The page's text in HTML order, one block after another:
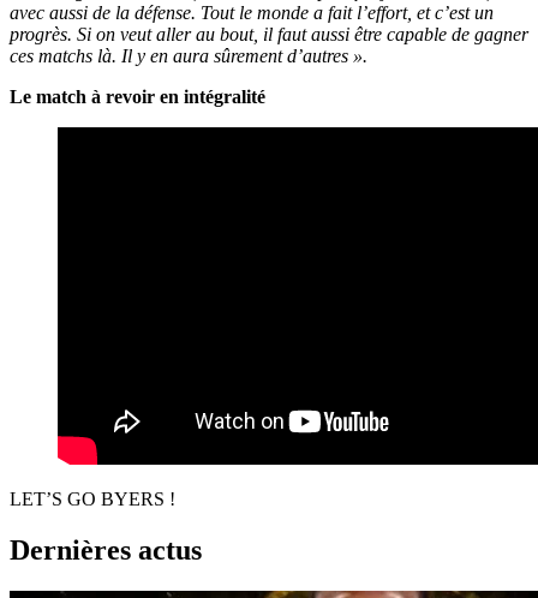
avec aussi de la défense. Tout le monde a fait l’effort, et c’est un
progrès. Si on veut aller au bout, il faut aussi être capable de gagner
ces matchs là. Il y en aura sûrement d’autres ».
Le match à revoir en intégralité
LET’S GO BYERS !
Dernières actus